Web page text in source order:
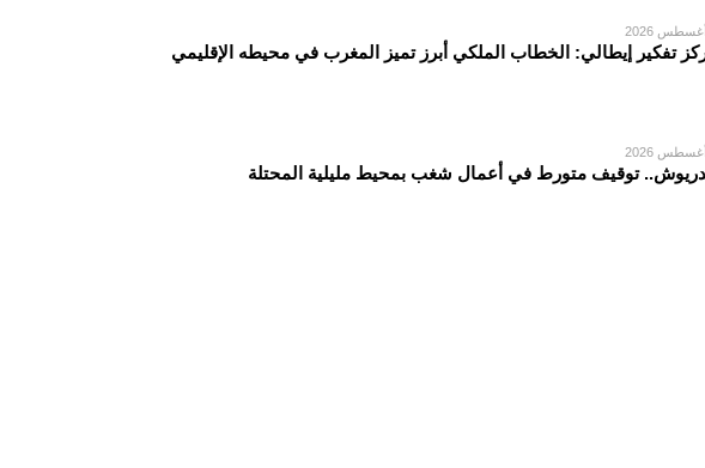
تفكير إيطالي: الخطاب الملكي أبرز تميز المغرب في محيطه الإقليمي
توقيف متورط في أعمال شغب بمحيط مليلية المحتلة